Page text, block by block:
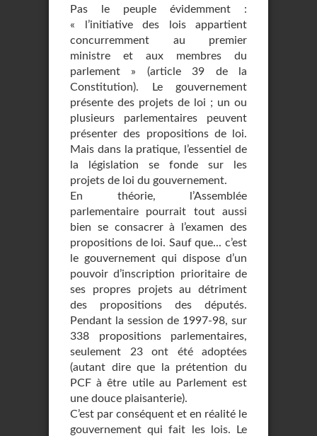
Pas le peuple évidemment :
« l’initiative des lois appartient
concurremment au premier
ministre et aux membres du
parlement » (article 39 de la
Constitution). Le gouvernement
présente des projets de loi ; un ou
plusieurs parlementaires peuvent
présenter des propositions de loi.
Mais dans la pratique, l’essentiel de
la législation se fonde sur les
projets de loi du gouvernement.
En théorie, l’Assemblée
parlementaire pourrait tout aussi
bien se consacrer à l’examen des
propositions de loi. Sauf que... c’est
le gouvernement qui dispose d’un
pouvoir d’inscription prioritaire de
ses propres projets au détriment
des propositions des députés.
Pendant la session de 1997-98, sur
338 propositions parlementaires,
seulement 23 ont été adoptées
(autant dire que la prétention du
PCF à être utile au Parlement est
une douce plaisanterie).
C’est par conséquent et en réalité le
gouvernement qui fait les lois. Le